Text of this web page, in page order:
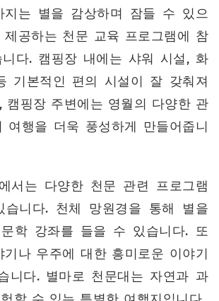
지는 별을 감상하며 잠들 수 있으
제공하는 천문 교육 프로그램에 참
다. 캠핑장 내에는 샤워 시설, 화
기본적인 편의 시설이 잘 갖춰져
캠핑장 주변에는 영월의 다양한 관
여행을 더욱 풍성하게 만들어줍니
서는 다양한 천문 관련 프로그램
습니다. 천체 망원경을 통해 별을
학 강좌를 들을 수 있습니다. 또
기나 우주에 대한 흥미로운 이야기
니다. 별마로 천문대는 자연과 과